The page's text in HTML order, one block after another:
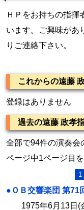
ＨＰをお持ちの指揮
います。ご興味があ
りご連絡下さい。
これからの遠藤
登録はありません
過去の遠藤 政孝
全部で94件の演奏会
ページ中1ページ目
1
●ＯＢ交響楽団 第71
1975年6月13日